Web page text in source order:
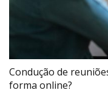
Condução de
forma online?